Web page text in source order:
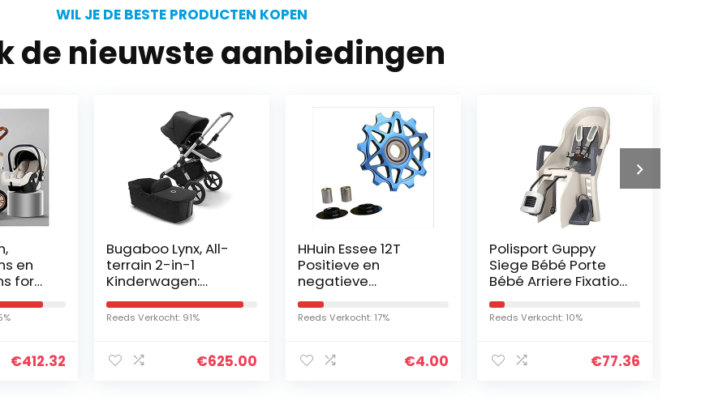
WIL JE DE BESTE PRODUCTEN KOPEN
de nieuwste aanbiedingen
en
for
€412.32
Bugaboo Lynx, All-
terrain 2-in-1
Kinderwagen:
Lichtgewicht Buggy
& Comfort Reiswieg,
Aluminium…
Reeds Verkocht: 91%
€625.00
HHuin Essee 12T
Positieve en
negatieve
transmissie,
keramiek, palin
racefiets…
Reeds Verkocht: 17%
€4.00
Polisport Guppy
Siege Bébé Porte
Bébé Arriere Fixation
au Cadre Sangles
5 Points
Reeds Verkocht: 10%
€77.36